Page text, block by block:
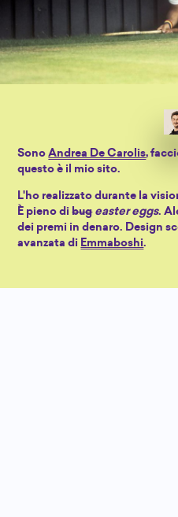
SonoAndrea De Carolis,
questo è il mio sito.
L'ho realizzato durante la
È pieno dibug easter eggs.
dei premi in denaro. Design
avanzata di Emmaboshi.